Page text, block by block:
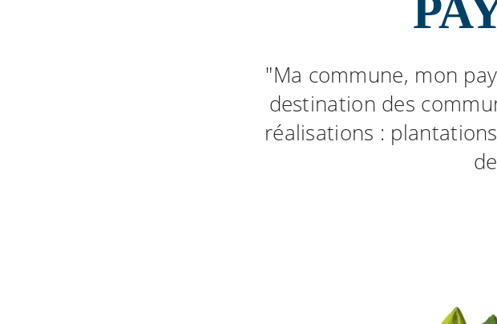
"Ma commune, mon
destination des
réalisations :